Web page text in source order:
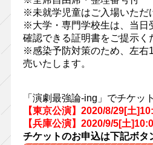
※未就学児童はご入場いただ
※大学・専門学校生は、当日
確認できる証明書をご提示く
※感染予防対策のため、左右
売いたします。
「演劇最強論-ing」でチケッ
【東京公演】2020/8/29[土
【兵庫公演】2020/9/5[土
チケットのお申込は下記ボタ